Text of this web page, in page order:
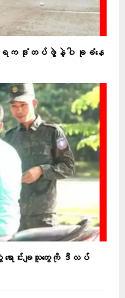
က ဒုံးတပ်ဖွဲ့နဲ့ပါ ခုခံနေ
ရောင်းချသူတွေကို ဒီလပ်